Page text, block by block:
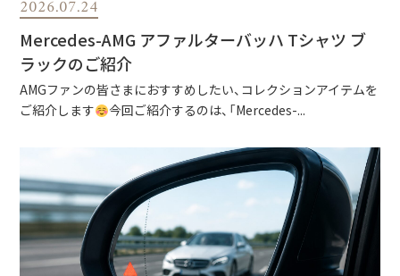
2026.07.24
Mercedes-AMG アファルターバッハ Tシャツ ブ
ラックのご紹介
AMGファンの皆さまにおすすめしたい、コレクションアイテムを
ご紹介します
今回ご紹介するのは、「Mercedes-...